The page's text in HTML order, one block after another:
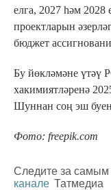
елга, 2027 һәм
проектларын
бюджет
Бу йөкләмәне үтәү
хакимиятләренә
Шуннан соң эш
Фото: freepik.com
Следите за
канале Татмедиа